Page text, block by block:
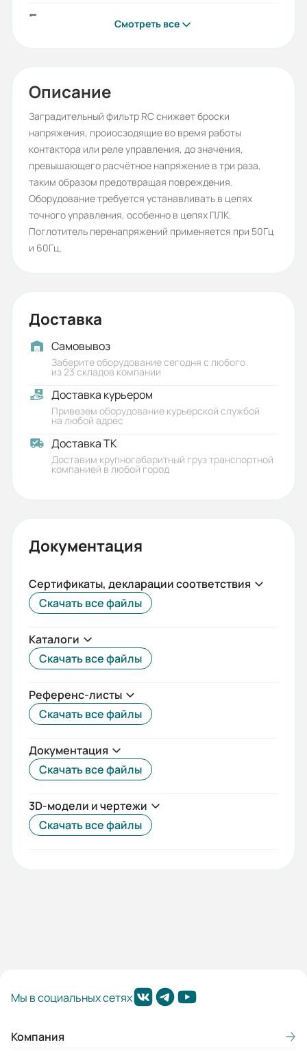
Бренд:
0.029
Габариты (ШхВхГ, м):
0.1x0.12x0.03
Смотреть все
Описание
Заградительный фильтр RC снижает броски
напряжения, проиосзодящие во время работы
контактора или реле управления, до значения,
превышающего расчётное напряжение в три раза,
таким образом предотвращая повреждения.
Оборудование требуется устанавливать в цепях
точного управления, особенно в цепях ПЛК.
Поглотитель перенапряжений применяется при 50Гц
и 60Гц.
Доставка
Самовывоз
Заберите оборудование сегодня с любого
из 23 складов компании
Доставка курьером
Привезем оборудование курьерской службой
на любой адрес
Доставка ТК
Доставим крупногабаритный груз транспортной
компанией в любой город
Документация
Сертификаты, декларации соответствия
Скачать все файлы
Каталоги
Скачать все файлы
Референс-листы
Скачать все файлы
Документация
Скачать все файлы
3D-модели и чертежи
Скачать все файлы
Мы в социальных сетях
Компания